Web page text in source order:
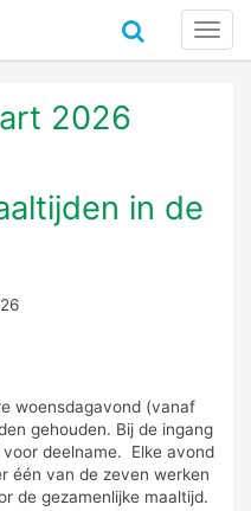
2026
in de
woensdagavond (vanaf
gehouden. Bij de ingang
deelname. Elke avond
één van de zeven werken
de gezamenlijke maaltijd.